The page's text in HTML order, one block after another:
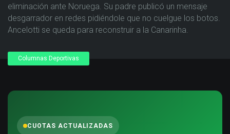
eliminación ante Noruega. Su padre publicó un mensaje
desgarrador en redes pidiéndole que no cuelgue los botos.
Ancelotti se queda para reconstruir a la Canarinha.
Columnas Deportivas
CUOTAS ACTUALIZADAS